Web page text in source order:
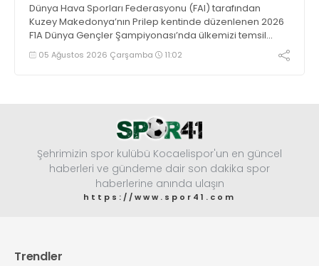
Dünya Hava Sporları Federasyonu (FAI) tarafından
Kuzey Makedonya’nın Prilep kentinde düzenlenen 2026
F1A Dünya Gençler Şampiyonası’nda ülkemizi temsil
eden millî sporcumuz İdil Ceylin YIRTAR, büyük bir
başarıya imza atarak Dünya ikincisi oldu.
05 Ağustos 2026 Çarşamba 11:02
Şehrimizin spor kulübü Kocaelispor'un en güncel
haberleri ve gündeme dair son dakika spor
haberlerine anında ulaşın
https://www.spor41.com
Trendler